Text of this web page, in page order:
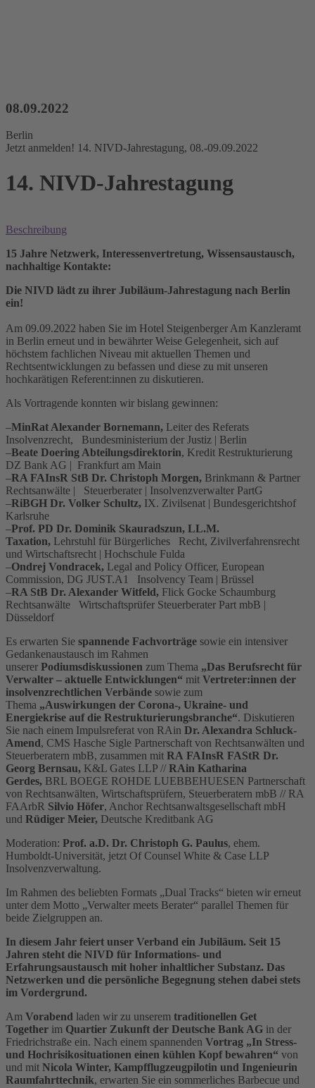
08.09.2022
Berlin
Jetzt anmelden! 14. NIVD-Jahrestagung, 08.-09.09.2022
14. NIVD-Jahrestagung
Beschreibung
15 Jahre Netzwerk, Interessenvertretung, Wissensaustausch,
nachhaltige Kontakte:
Die NIVD lädt zu ihrer Jubiläum-Jahrestagung nach Berlin
ein!
Am 09.09.2022 haben Sie im Hotel Steigenberger Am Kanzleramt
in Berlin erneut und in bewährter Weise Gelegenheit, sich auf
höchstem fachlichen Niveau mit aktuellen Themen und
Rechtsentwicklungen zu befassen und diese zu mit unseren
hochkarätigen Referent:innen zu diskutieren.
Als Vortragende konnten wir bislang gewinnen:
–MinRat Alexander Bornemann, Leiter des Referats
Insolvenzrecht, Bundesministerium der Justiz | Berlin
–Beate Doering Abteilungsdirektorin, Kredit Restrukturierung
DZ Bank AG | Frankfurt am Main
–RA FAInsR StB Dr. Christoph Morgen, Brinkmann & Partner
Rechtsanwälte | Steuerberater | Insolvenzverwalter PartG
–RiBGH Dr. Volker Schultz, IX. Zivilsenat | Bundesgerichtshof
Karlsruhe
–Prof. PD Dr. Dominik Skauradszun, LL.M.
Taxation, Lehrstuhl für Bürgerliches Recht, Zivilverfahrensrecht
und Wirtschaftsrecht | Hochschule Fulda
–Ondrej Vondracek, Legal and Policy Officer, European
Commission, DG JUST.A1 Insolvency Team | Brüssel
–RA StB Dr. Alexander Witfeld, Flick Gocke Schaumburg
Rechtsanwälte Wirtschaftsprüfer Steuerberater Part mbB |
Düsseldorf
Es erwarten Sie spannende Fachvorträge sowie ein intensiver
Gedankenaustausch im Rahmen
unserer Podiumsdiskussionen zum Thema „Das Berufsrecht für
Verwalter – aktuelle Entwicklungen“ mit Vertreter:innen der
insolvenzrechtlichen Verbände sowie zum
Thema „Auswirkungen der Corona-, Ukraine- und
Energiekrise auf die Restrukturierungsbranche“. Diskutieren
Sie nach einem Impulsreferat von RAin Dr. Alexandra Schluck-
Amend, CMS Hasche Sigle Partnerschaft von Rechtsanwälten und
Steuerberatern mbB, zusammen mit RA FAInsR FAStR Dr.
Georg Bernsau, K&L Gates LLP // RAin Katharina
Gerdes, BRL BOEGE ROHDE LUEBBEHUESEN Partnerschaft
von Rechtsanwälten, Wirtschaftsprüfern, Steuerberatern mbB // RA
FAArbR Silvio Höfer, Anchor Rechtsanwaltsgesellschaft mbH
und Rüdiger Meier, Deutsche Kreditbank AG
Moderation: Prof. a.D. Dr. Christoph G. Paulus, ehem.
Humboldt-Universität, jetzt Of Counsel White & Case LLP
Insolvenzverwaltung.
Im Rahmen des beliebten Formats „Dual Tracks“ bieten wir erneut
unter dem Motto „Verwalter meets Berater“ parallel Themen für
beide Zielgruppen an.
In diesem Jahr feiert unser Verband ein Jubiläum. Seit 15
Jahren steht die NIVD für Informations- und
Erfahrungsaustausch mit hoher inhaltlicher Substanz. Das
Netzwerken und die persönliche Begegnung stehen dabei stets
im Vordergrund.
Am Vorabend laden wir zu unserem traditionellen Get
Together im Quartier Zukunft der Deutsche Bank AG in der
Friedrichstraße ein. Nach einem spannenden Vortrag „In Stress-
und Hochrisikosituationen einen kühlen Kopf bewahren“ von
und mit Nicola Winter, Kampfflugzeugpilotin und Ingenieurin
Raumfahrttechnik, erwarten Sie ein sommerliches Barbecue und